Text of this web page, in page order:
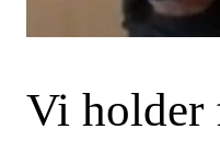
SØK
Vi holder